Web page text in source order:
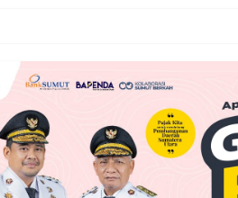
Lewat Peningkatan Pelayanan Primer
Tebal